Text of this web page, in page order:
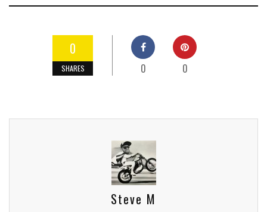
0
SHARES 0 0
Steve M